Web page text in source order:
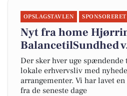
OPSLAGSTAVLEN SPONSORERET
Nyt fra home
BalancetilSundhed
Der sker hver uge
lokale erhvervsliv med
arrangementer. Vi har lavet
fra de seneste dage